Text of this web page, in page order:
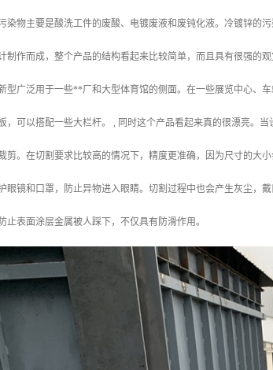
染物主要是酸洗工件的废酸、电镀废液和废钝化液。冷镀锌的
制作而成，整个产品的结构看起来比较简单，而且具有很强的
型广泛用于一些**厂和大型体育馆的侧面。在一些展览中心、
，可以搭配一些大栏杆。 , 同时这个产品看起来真的很漂亮。
剪。在切割要求比较高的情况下，精度更准确，因为尺寸的大
眼镜和口罩，防止异物进入眼睛。切割过程中也会产生灰尘，
止表面涂层金属被人踩下，不仅具有防滑作用。